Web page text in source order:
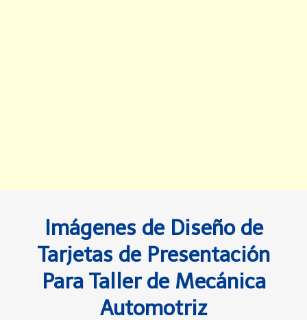
Imágenes de Diseño de
Tarjetas de Presentación
Para Taller de Mecánica
Automotriz